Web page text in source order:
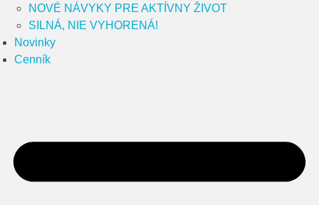
NOVÉ NÁVYKY PRE AKTÍVNY ŽIVOT
SILNÁ, NIE VYHORENÁ!
Novinky
Cenník